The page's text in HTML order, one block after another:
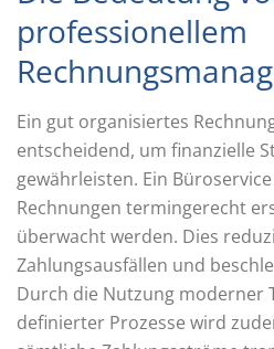
professionellem
Ein gut organisiertes
entscheidend, um finanzielle
gewährleisten. Ein
Rechnungen termingerecht
überwacht werden. Dies
Zahlungsausfällen und
Durch die Nutzung moderner
definierter Prozesse wird